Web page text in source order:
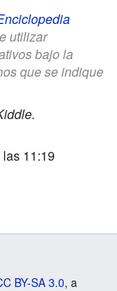
utilizar
bajo la
que se indique
11:19
BY-SA 3.0, a